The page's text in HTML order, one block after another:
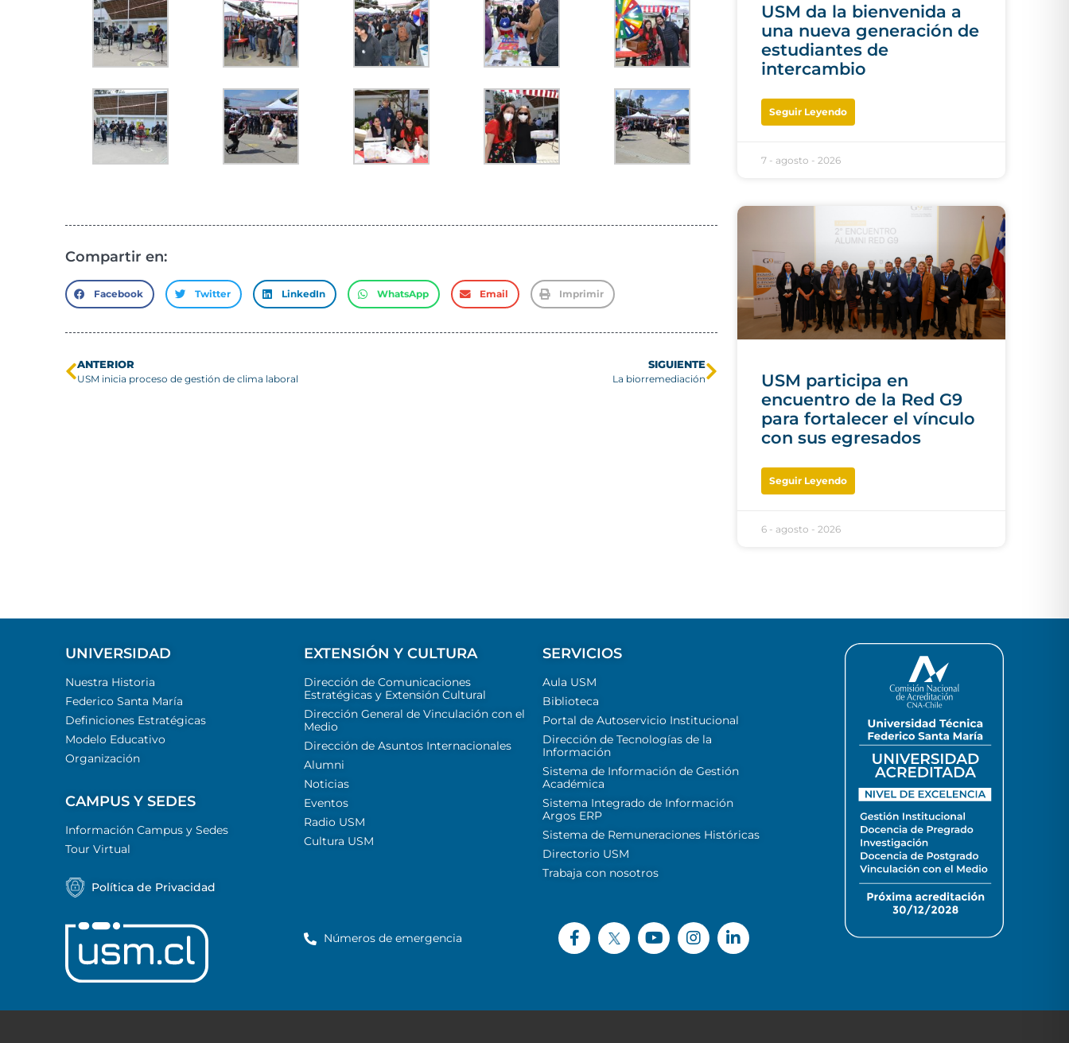
Compartir en:
Facebook Twitter LinkedIn WhatsApp Email Imprimir
ANTERIOR
USM inicia proceso de gestión de clima laboral
SIGUIENTE
La biorremediación
USM da la bienvenida a
una nueva generación de
estudiantes de
intercambio
Seguir Leyendo
7 - agosto - 2026
USM participa en
encuentro de la Red G9
para fortalecer el vínculo
con sus egresados
Seguir Leyendo
6 - agosto - 2026
UNIVERSIDAD
Nuestra Historia
Federico Santa María
Definiciones Estratégicas
Modelo Educativo
Organización
CAMPUS Y SEDES
Información Campus y Sedes
Tour Virtual
Política de Privacidad
EXTENSIÓN Y CULTURA
Dirección de Comunicaciones
Estratégicas y Extensión Cultural
Dirección General de Vinculación con el
Medio
Dirección de Asuntos Internacionales
Alumni
Noticias
Eventos
Radio USM
Cultura USM
SERVICIOS
Aula USM
Biblioteca
Portal de Autoservicio Institucional
Dirección de Tecnologías de la
Información
Sistema de Información de Gestión
Académica
Sistema Integrado de Información
Argos ERP
Sistema de Remuneraciones Históricas
Directorio USM
Trabaja con nosotros
Números de emergencia